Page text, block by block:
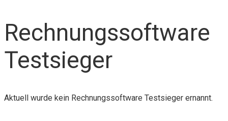
Rechnungssoftware
Testsieger
Aktuell wurde kein Rechnungssoftware Testsieger ernannt.